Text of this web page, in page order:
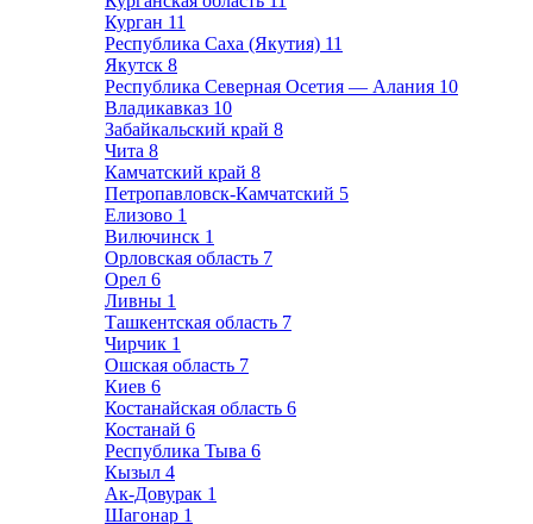
Курган 11
Республика Саха (Якутия) 11
Якутск 8
Республика Северная Осетия — Алания 10
Владикавказ 10
Забайкальский край 8
Чита 8
Камчатский край 8
Петропавловск-Камчатский 5
Елизово 1
Вилючинск 1
Орловская область 7
Орел 6
Ливны 1
Ташкентская область 7
Чирчик 1
Ошская область 7
Киев 6
Костанайская область 6
Костанай 6
Республика Тыва 6
Кызыл 4
Ак-Довурак 1
Шагонар 1